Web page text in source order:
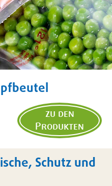
zu den
Produkten
Schutz und